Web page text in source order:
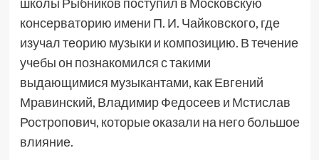
консерваторию имени П. И. Чайковского, где
изучал теорию музыки и композицию. В течение
учебы он познакомился с такими
выдающимися музыкантами, как Евгений
Мравинский, Владимир Федосеев и Мстислав
Ростропович, которые оказали на него большое
влияние.